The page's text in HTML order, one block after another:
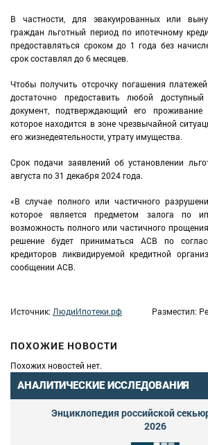
В частности, для эвакуированных или
граждан льготный период по ипотечному
предоставляться сроком до 1 года без
срок составлял до 6 месяцев.
Чтобы получить отсрочку погашения
достаточно предоставить любой
документ, подтверждающий его
которое находится в зоне чрезвычайной
его жизнедеятельности, утрату имущества.
Срок подачи заявлений об установлении
августа по 31 декабря 2024 года.
«В случае полного или частичного
которое является предметом залога по
возможность полного или частичного
решение будет приниматься АСВ по
кредиторов ликвидируемой кредитной
сообщении АСВ.
Источник: ЛюдиИпотеки.рф Разместил:
ПОХОЖИЕ НОВОСТИ
Похожих новостей нет.
АНАЛИТИЧЕСКИЕ ИССЛЕДОВАНИЯ
Энциклопедия российской
2026